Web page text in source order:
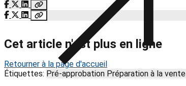
Cet article n'est plus en ligne
Retourner à la page d'accueil
Étiquettes: Pré-approbation Préparation à la vente